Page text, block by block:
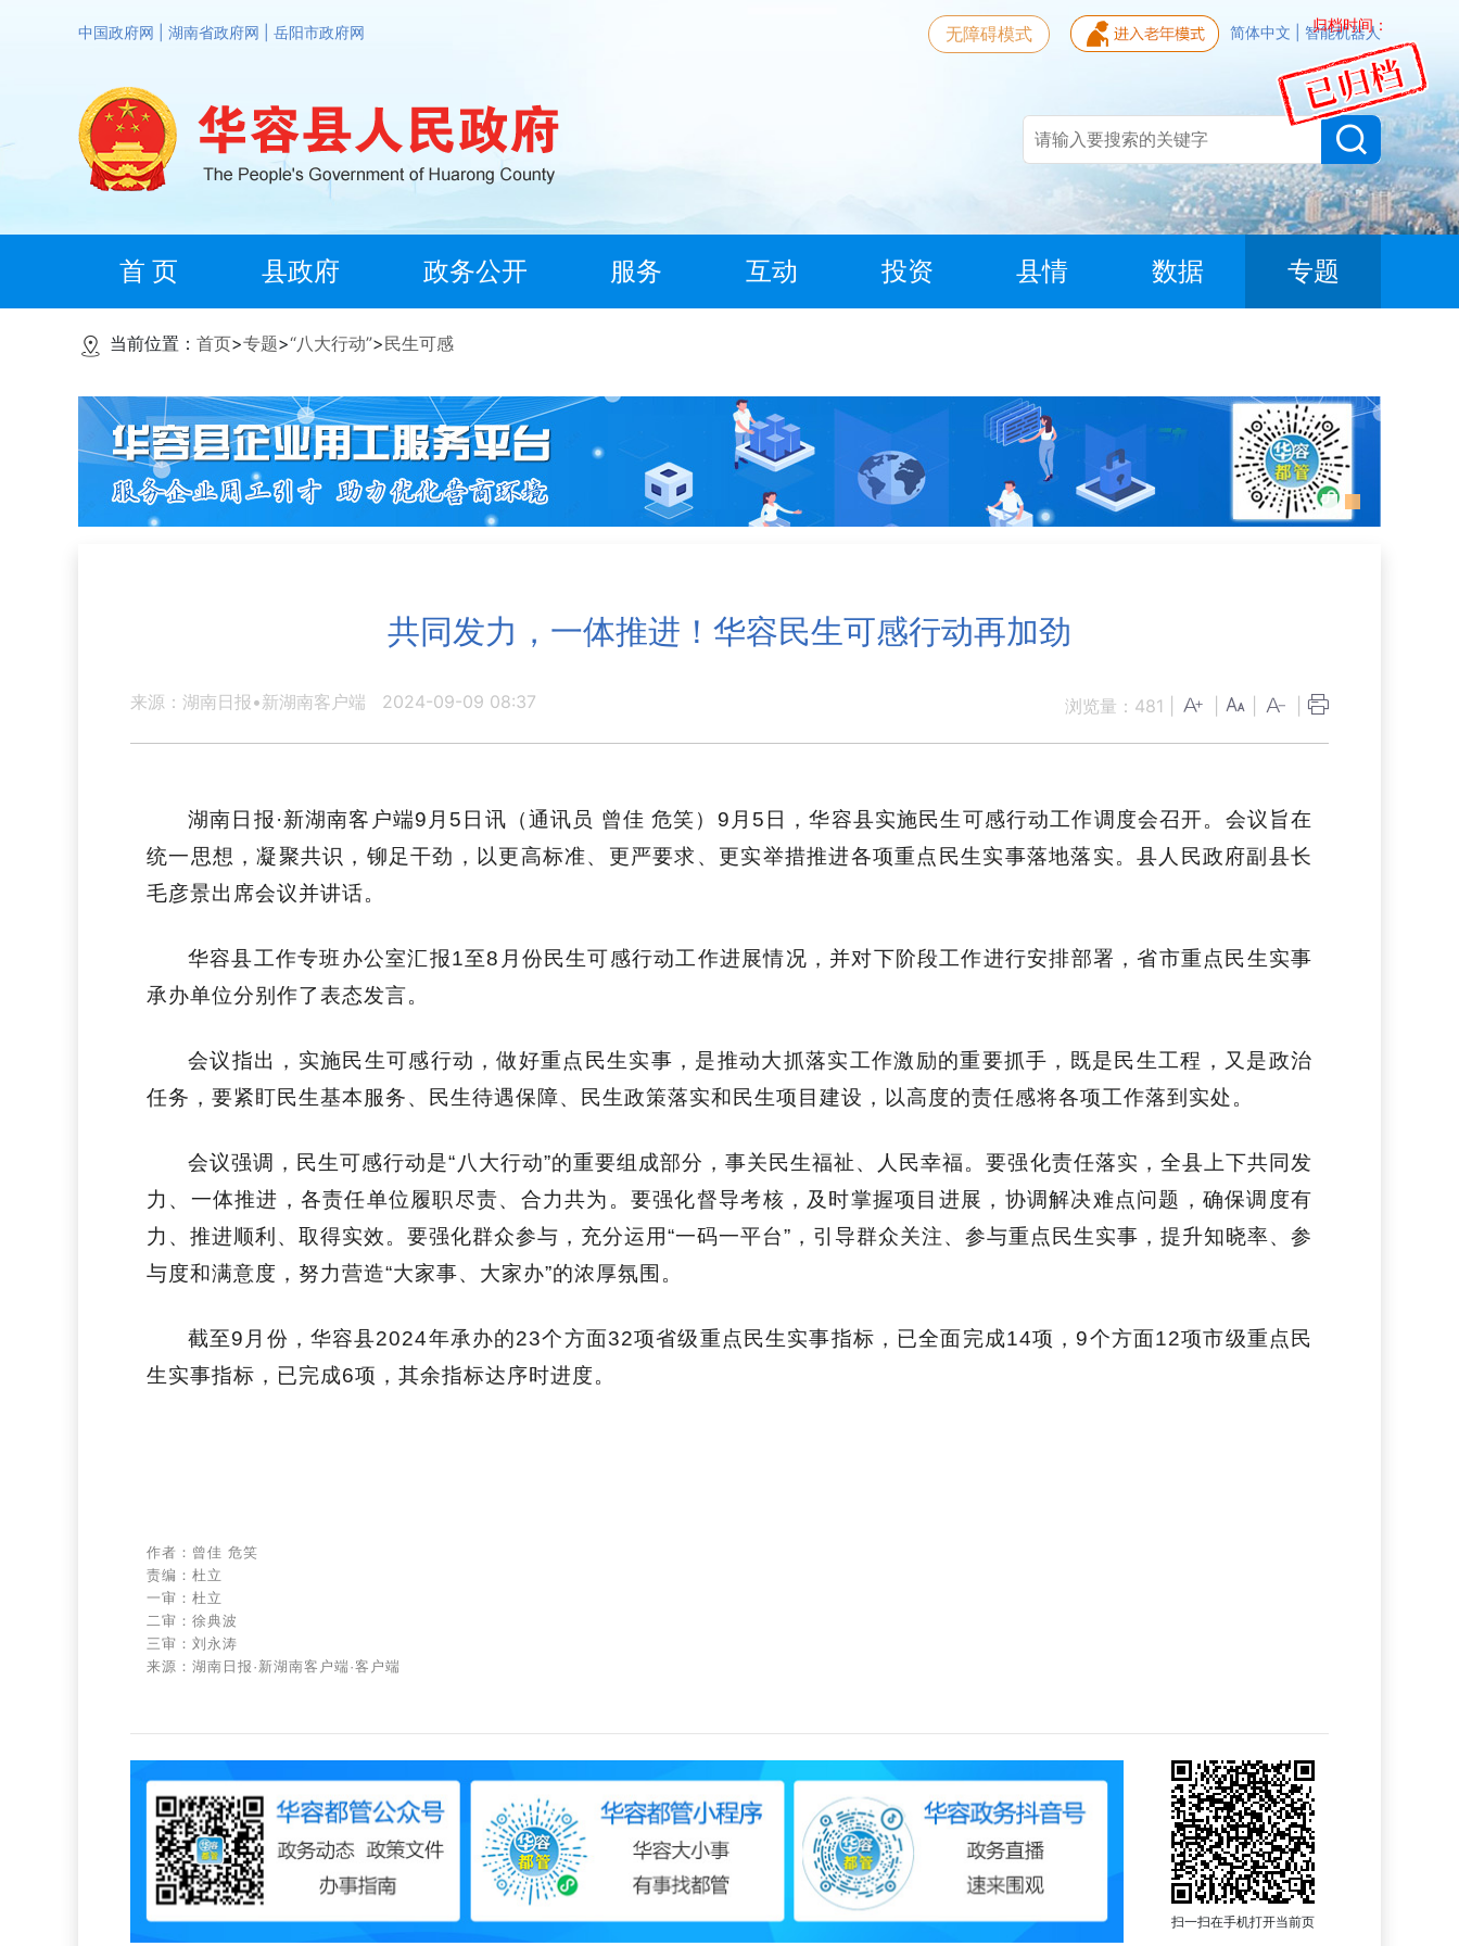
归档时间：
中国政府网 湖南省政府网 岳阳市政府网 简体中文 智能机器人
无障碍模式
首 页 县政府 政务公开 服务 互动 投资 县情 数据 专题
当前位置： 首页>专题>“八大行动”>民生可感
共同发力，一体推进！华容民生可感行动再加劲
来源：湖南日报•新湖南客户端 2024-09-09 08:37 浏览量： 481
湖南日报·新湖南客户端9 月 5 日讯（通讯员 曾佳 危笑） 9 月 5 日，华容县实施民生可感行动工作调度会召开。会议旨在
统一思想，凝聚共识，铆足干劲， 以更高标准、更严要求、更实举措推进各项重点民生实事落地落实。县人民政府副县长
毛彦景出席会议并讲话。
华容县工作专班办公室汇报1至8 月份民生可感行动工作进展情况，并对下阶段工作进行安排部署，省市重点民生实事
承办单位分别作了表态发言。
会议指出，实施民生可感行动，做好重点民生实事，是推动大抓落实工作激励的重要抓手，既是民生工程，又是政治
任务，要紧盯民生基本服务、民生待遇保障、民生政策落实和民生项目建设，以高度的责任感将各项工作落到实处。
会议强调，民生可感行动是“八大行动”的重要组成部分，事关民生福祉、人民幸福。要强化责任落实， 全县上下共同发
力、一体推进，各责任单位履职尽责、合力共为。 要强化督导考核， 及时掌握项目进展，协调解决难点问题， 确保调度有
力、推进顺利、取得实效。 要强化群众参与， 充分运用“一码一平台”，引导群众关注、参与重点民生实事，提升知晓率、参
与度和满意度，努力营造“大家事、大家办”的浓厚氛围 。
截至9 月份，华容县2024年承办的23个方面32项省级重点民生实事指标，已全面完成14项， 9个方面12项市级重点民
生实事指标，已完成6项，其余指标达序时进度。
作者：曾佳 危笑
责编：杜立
一审：杜立
二审：徐典波
三审：刘永涛
来源：湖南日报·新湖南客户端·客户端
扫一扫在手机打开当前页